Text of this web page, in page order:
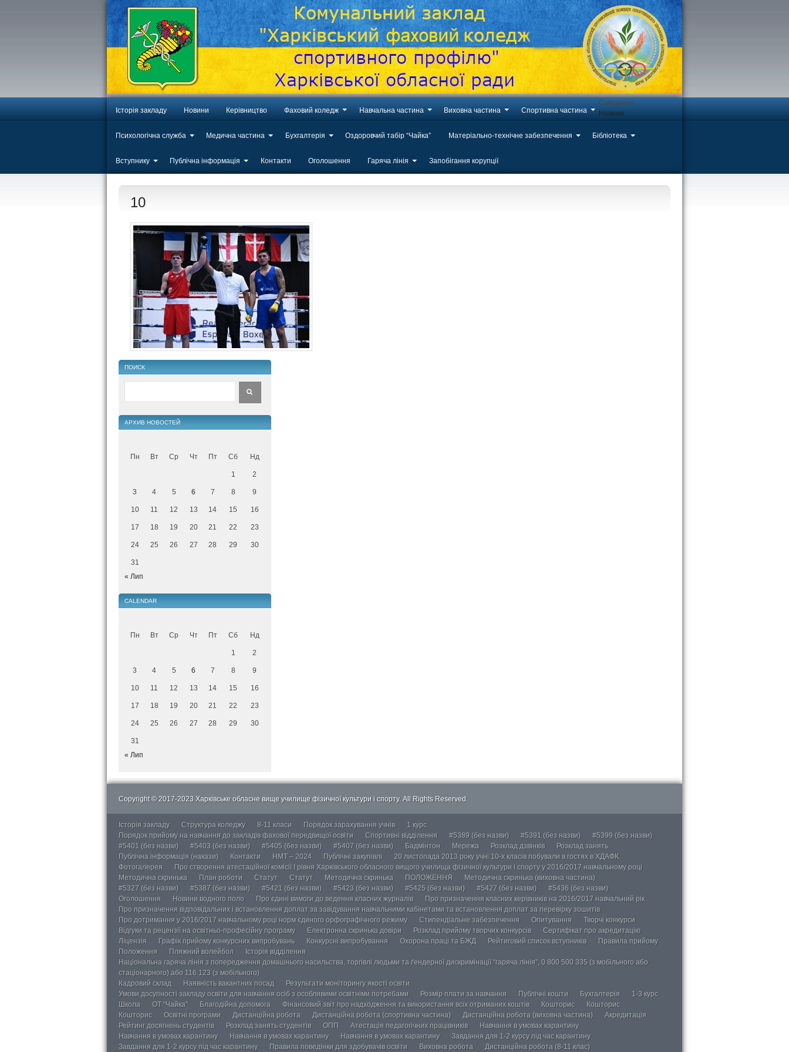
Історія закладу Новини Керівництво Фаховий коледж Навчальна частина Виховна частина Спортивна частина
Психологічна служба Медична частина Бухгалтерія Оздоровчий табір “Чайка” Матеріально-технічне забезпечення Бібліотека
Вступнику Публічна інформація Контакти Оголошення Гаряча лінія Запобігання корупції
Categories
Новини
10
ПОИСК
АРХИВ НОВОСТЕЙ
Пн Вт Ср Чт Пт Сб Нд
1 2
3 4 5 6 7 8 9
10 11 12 13 14 15 16
17 18 19 20 21 22 23
24 25 26 27 28 29 30
31
« Лип
CALENDAR
Пн Вт Ср Чт Пт Сб Нд
1 2
3 4 5 6 7 8 9
10 11 12 13 14 15 16
17 18 19 20 21 22 23
24 25 26 27 28 29 30
31
« Лип
Copyright © 2017-2023 Харківське обласне вище училище фізичної культури і спорту. All Rights Reserved.
Історія закладу Структура коледжу 8-11 класи Порядок зарахування учнів
1 курс
Порядок прийому на навчання до закладів фахової передвищої освіти
Спортивні відділення #5389 (без назви) #5391 (без назви)
#5399 (без назви)
#5401 (без назви)
#5403 (без назви) #5405 (без назви) #5407 (без назви) Бадмінтон Мережа Розклад дзвінків
Розклад занять
Публічна інформація (накази)
Контакти НМТ – 2024 Публічні закупівлі
20 листопада 2013 року учні 10-х класів побували в гостях в ХДАФК.
Фотогалерея
Про створення атестаційної комісії І рівня Харківського обласного вищого училища фізичної культури і спорту у 2016/2017 навчальному році
Методична скринька
План роботи Статут Статут Методична скринька ПОЛОЖЕННЯ
Методична скринька (виховна частина)
#5327 (без назви)
#5387 (без назви) #5421 (без назви) #5423 (без назви) #5425 (без назви) #5427 (без назви)
#5436 (без назви)
Оголошення
Новини водного поло Про єдині вимоги до ведення класних журналів
Про призначення класних керівників на 2016/2017 навчальний рік
Про призначення відповідальних і встановлення доплат за завідування навчальними кабінетами та встановлення доплат за перевірку зошитів
Про дотримання у 2016/2017 навчальному році норм єдиного орфографічного режиму
Стипендіальне забезпечення Опитування
Творчі конкурси
Відгуки та рецензії на освітньо-професійну програму
Електронна скринька довіри Розклад прийому творчих конкурсів
Сертифікат про акредитацію
Ліцензія
Графік прийому конкурсних випробувань Конкурсні випробування Охорона праці та БЖД Рейтиговий список вступників
Правила прийому
Положення
Пляжний волейбол
Історія відділення
Національна гаряча лінія з попередження домашнього насильства, торгівлі людьми та ґендерної дискримінації “гаряча лінія”, 0 800 500 335 (з мобільного або
стаціонарного) або 116 123 (з мобільного)
Кадровий склад
Наявність вакантних посад
Результати моніторингу якості освіти
Умови досупності закладу освіти для навчання осіб з особливими освітніми потребами
Розмір плати за навчання Публічні кошти Бухгалтерія
1-3 курс
Школа
ОТ “Чайка” Благодійна допомога Фінансовий звіт про надходження та використання всіх отриманих коштів Кошторис
Кошторис
Кошторис
Освітні програми Дистанційна робота Дистанційна робота (спортивна частина) Дистанційна робота (виховна частина)
Акредитація
Рейтинг досягнень студентів
Розклад занять студентів ОПП Атестація педагогічних працівників
Навчання в умовах карантину
Навчання в умовах карантину
Навчання в умовах карантину Навчання в умовах карантину
Завдання для 1-2 курсу під час карантину
Завдання для 1-2 курсу під час карантину
Правила поведінки для здобувачів освіти Виховна робота Дистанційна робота (8-11 клас)